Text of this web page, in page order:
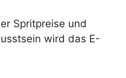
Spritpreise und
wird das E-